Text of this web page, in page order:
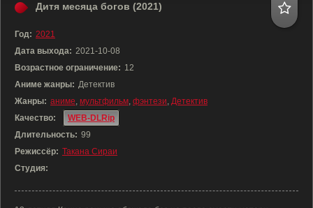
Дитя месяца богов (2021)
Год: 2021
Дата выхода: 2021-10-08
Возрастное ограничение: 12
Аниме жанры: Детектив
Жанры: аниме, мультфильм, фэнтези, Детектив
Качество:
WEB-DLRip
Длительность: 99
Режиссёр: Такана Сираи
Студия: